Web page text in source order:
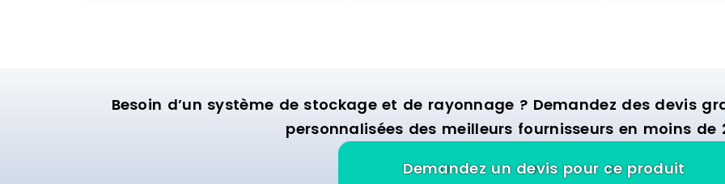
(charge
étagères
Ø 37mm pieds
réglables en
pour compenser
Besoin d’un système de stockage et de rayonnage ? Demandez des devis
personnalisées des meilleurs fournisseurs en moins de
Demandez un devis pour ce produit